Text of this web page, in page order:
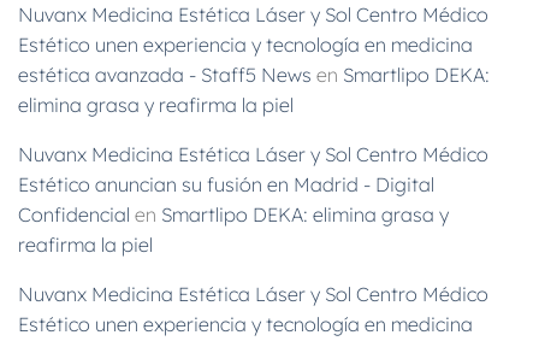
Nuvanx Medicina Estética Láser y Sol Centro Médico
Estético unen experiencia y tecnología en medicina
estética avanzada - Staff5 News en Smartlipo DEKA:
elimina grasa y reafirma la piel
Nuvanx Medicina Estética Láser y Sol Centro Médico
Estético anuncian su fusión en Madrid - Digital
Confidencial en Smartlipo DEKA: elimina grasa y
reafirma la piel
Nuvanx Medicina Estética Láser y Sol Centro Médico
Estético unen experiencia y tecnología en medicina